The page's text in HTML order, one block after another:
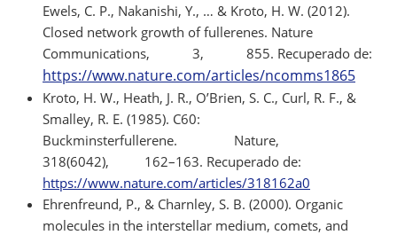
Ewels, C. P., Nakanishi, Y., … & Kroto, H. W. (2012).
Closed network growth of fullerenes. Nature
Communications, 3, 855. Recuperado de:
https://www.nature.com/articles/ncomms1865
Kroto, H. W., Heath, J. R., O’Brien, S. C., Curl, R. F., &
Smalley, R. E. (1985). C60:
Buckminsterfullerene. Nature,
318(6042), 162–163. Recuperado de:
https://www.nature.com/articles/318162a0
Ehrenfreund, P., & Charnley, S. B. (2000). Organic
molecules in the interstellar medium, comets, and